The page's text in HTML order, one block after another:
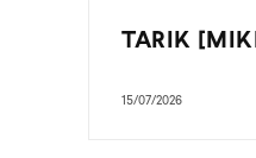
TARIK
15/07/2026